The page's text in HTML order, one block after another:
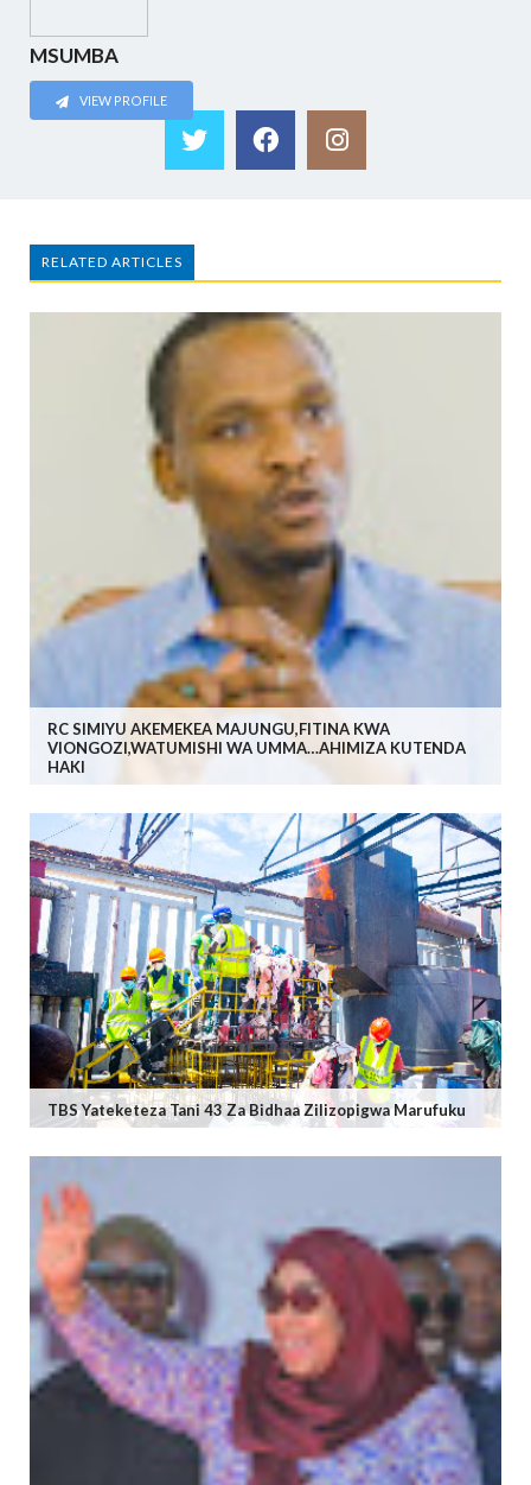
MSUMBA
VIEW PROFILE
RELATED ARTICLES
RC SIMIYU AKEMEKEA MAJUNGU,FITINA KWA
VIONGOZI,WATUMISHI WA UMMA…AHIMIZA KUTENDA
HAKI
TBS Yateketeza Tani 43 Za Bidhaa Zilizopigwa Marufuku